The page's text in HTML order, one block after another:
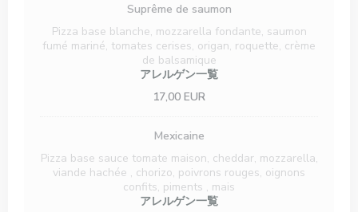
Suprême de saumon
Pizza base blanche, mozzarella fondante, saumon
fumé mariné, tomates cerises, origan, roquette, crème
de balsamique
アレルゲン一覧
17,00 EUR
Mexicaine
Pizza base sauce tomate maison, cheddar, mozzarella,
viande hachée , chorizo, poivrons rouges, oignons
confits, piments , mais
アレルゲン一覧